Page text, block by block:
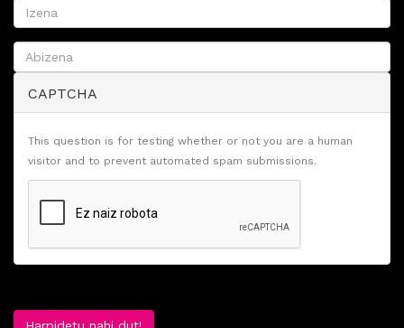
CAPTCHA
This question is for testing whether or not you are a human
visitor and to prevent automated spam submissions.
Harpidetu nahi dut!